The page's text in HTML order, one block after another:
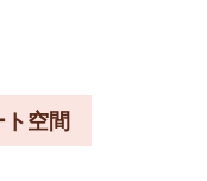
空間